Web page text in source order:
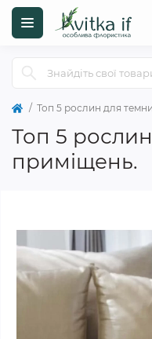
Топ 5 рослин для
Топ 5
приміщень.